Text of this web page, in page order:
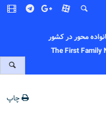
محور در کشور
The First Family
چاپ